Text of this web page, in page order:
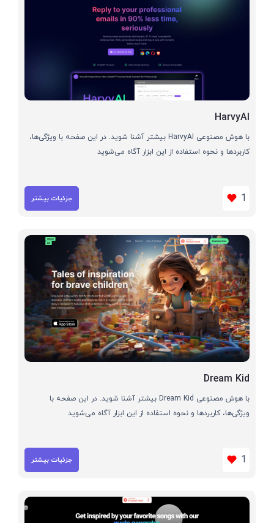
HarvyAI
با هوش مصنوعی HarvyAI بیشتر آشنا شوید. در این صفحه با ویژگی‌ها،
کاربردها و نحوه استفاده از این ابزار آگاه می‌شوید
1 جزئیات بیشتر
Dream Kid
با هوش مصنوعی Dream Kid بیشتر آشنا شوید. در این صفحه با
ویژگی‌ها، کاربردها و نحوه استفاده از این ابزار آگاه می‌شوید
1 جزئیات بیشتر